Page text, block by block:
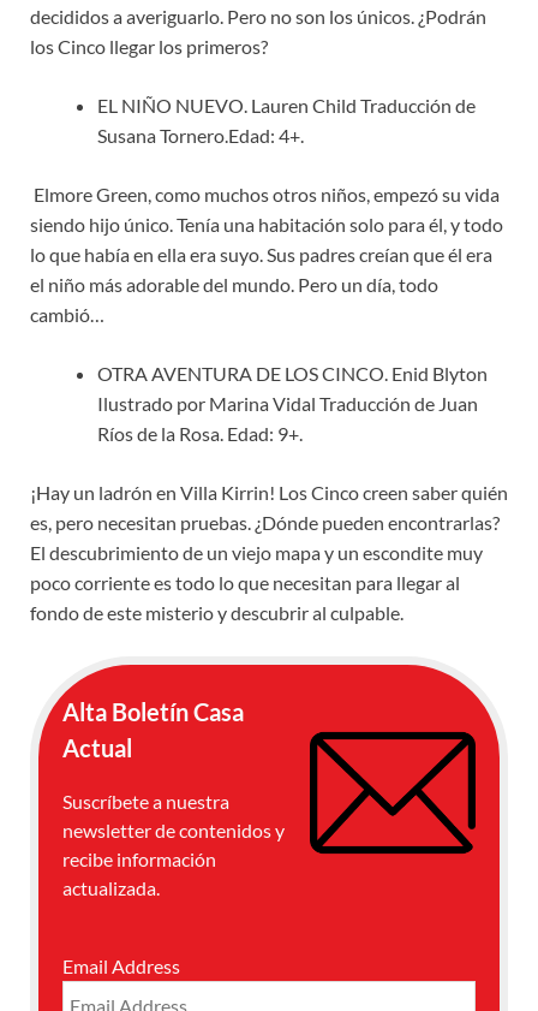
decididos a averiguarlo. Pero no son los únicos. ¿Podrán
los Cinco llegar los primeros?
EL NIÑO NUEVO. Lauren Child Traducción de
Susana Tornero.Edad: 4+.
Elmore Green, como muchos otros niños, empezó su vida
siendo hijo único. Tenía una habitación solo para él, y todo
lo que había en ella era suyo. Sus padres creían que él era
el niño más adorable del mundo. Pero un día, todo
cambió…
OTRA AVENTURA DE LOS CINCO. Enid Blyton
Ilustrado por Marina Vidal Traducción de Juan
Ríos de la Rosa. Edad: 9+.
¡Hay un ladrón en Villa Kirrin! Los Cinco creen saber quién
es, pero necesitan pruebas. ¿Dónde pueden encontrarlas?
El descubrimiento de un viejo mapa y un escondite muy
poco corriente es todo lo que necesitan para llegar al
fondo de este misterio y descubrir al culpable.
Alta Boletín Casa
Actual
Suscríbete a nuestra
newsletter de contenidos y
recibe información
actualizada.
Email Address